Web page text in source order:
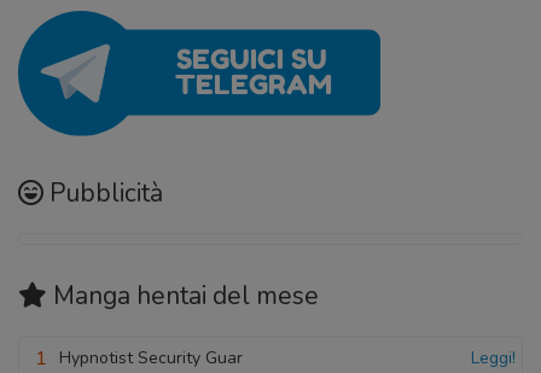
Pubblicità
Manga hentai del mese
1 Hypnotist Security Guar Leggi!